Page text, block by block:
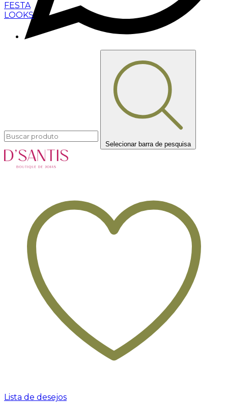
FESTA
LOOKS
Selecionar barra de pesquisa
Lista de desejos